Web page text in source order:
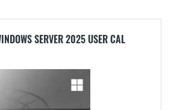
SERVER 2025 USER CAL